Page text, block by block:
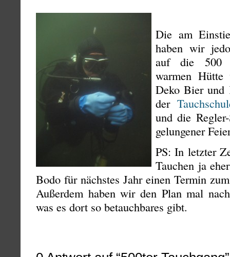
Die am
haben wir
auf die 500
warmen Hütte
Deko Bier und
der
und die
gelungener
PS: In letzter
Tauchen ja
Bodo für nächstes Jahr einen Termin
Außerdem haben wir den Plan mal
was es dort so betauchbares gibt.